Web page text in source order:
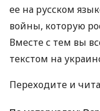
ее на русском
войны, которую
Вместе с тем вы
текстом на
Переходите и